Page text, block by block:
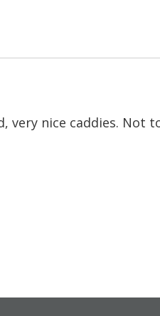
very nice caddies. Not